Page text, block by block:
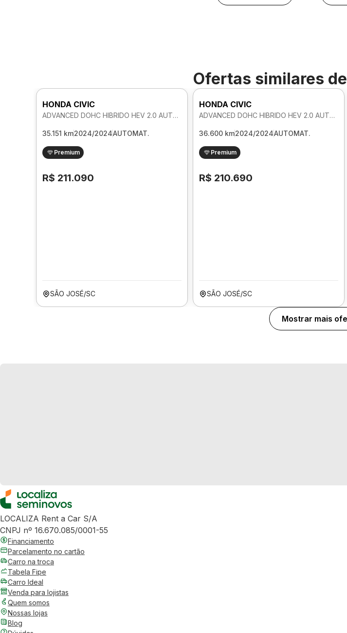
Ofertas similares de
HONDA CIVIC
ADVANCED DOHC HIBRIDO HEV 2.0 AUTOMATICO
35.151 km2024/2024AUTOMAT.
Premium
R$ 211.090
SÃO JOSÉ/SC
HONDA CIVIC
ADVANCED DOHC HIBRIDO HEV 2.0 AUTOMATICO
36.600 km2024/2024AUTOMAT.
Premium
R$ 210.690
SÃO JOSÉ/SC
Mostrar mais
LOCALIZA Rent a Car S/A
CNPJ nº 16.670.085/0001-55
Financiamento
Parcelamento no cartão
Carro na troca
Tabela Fipe
Carro Ideal
Venda para lojistas
Quem somos
Nossas lojas
Blog